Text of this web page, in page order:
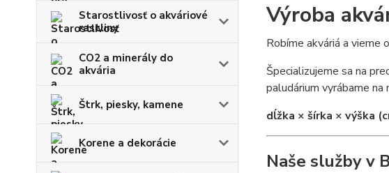
Starostlivosť o akváriové
rastliny
CO2 a minerály do
akvária
Štrk, piesky, kamene
Korene a dekorácie
Výroba
Robíme akváriá a vieme
Špecializujeme sa na
paludárium vyrábame
dĺžka × šírka × výška
Naše služby v